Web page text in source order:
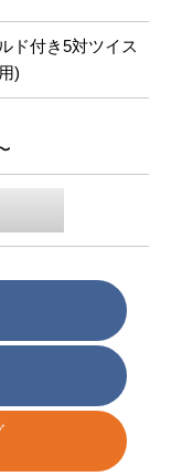
ド付き5対ツイス
)